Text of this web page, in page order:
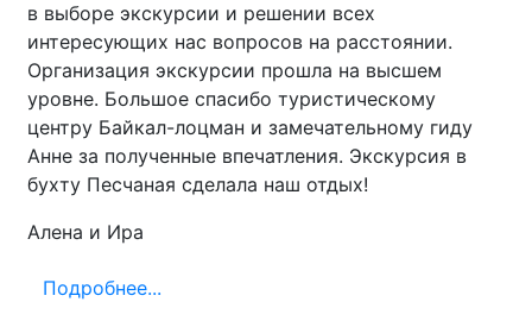
в выборе экскурсии и решении всех
интересующих нас вопросов на расстоянии.
Организация экскурсии прошла на высшем
уровне. Большое спасибо туристическому
центру Байкал-лоцман и замечательному гиду
Анне за полученные впечатления. Экскурсия в
бухту Песчаная сделала наш отдых!
Алена и Ира
Подробнее...